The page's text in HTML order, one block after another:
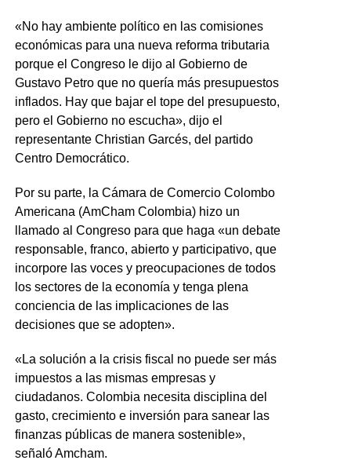
«No hay ambiente político en las comisiones
económicas para una nueva reforma tributaria
porque el Congreso le dijo al Gobierno de
Gustavo Petro que no quería más presupuestos
inflados. Hay que bajar el tope del presupuesto,
pero el Gobierno no escucha», dijo el
representante Christian Garcés, del partido
Centro Democrático.
Por su parte, la Cámara de Comercio Colombo
Americana (AmCham Colombia) hizo un
llamado al Congreso para que haga «un debate
responsable, franco, abierto y participativo, que
incorpore las voces y preocupaciones de todos
los sectores de la economía y tenga plena
conciencia de las implicaciones de las
decisiones que se adopten».
«La solución a la crisis fiscal no puede ser más
impuestos a las mismas empresas y
ciudadanos. Colombia necesita disciplina del
gasto, crecimiento e inversión para sanear las
finanzas públicas de manera sostenible»,
señaló Amcham.